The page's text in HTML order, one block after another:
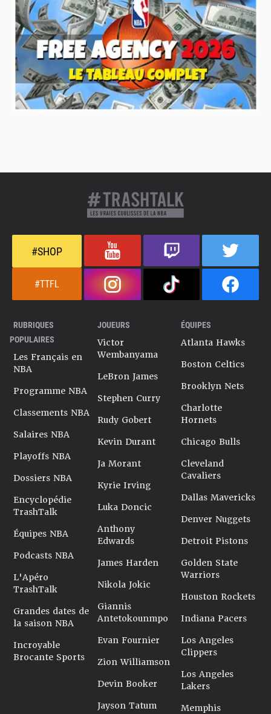
#SHOP
#TTFL
RUBRIQUES
POPULAIRES
Les Français en
NBA
Programme NBA
Classements NBA
Salaires NBA
Playoffs NBA
Dossiers NBA
Encyclopédie
TrashTalk
Équipes NBA
Podcasts NBA
L'Apéro
TrashTalk
Grandes dates de
la saison NBA
Incroyable
Brocante Sports
JOUEURS
Victor
Wembanyama
LeBron James
Stephen Curry
Rudy Gobert
Kevin Durant
Ja Morant
Kyrie Irving
Luka Doncic
Anthony
Edwards
James Harden
Nikola Jokic
Giannis
Antetokounmpo
Evan Fournier
Zion Williamson
Devin Booker
Jayson Tatum
ÉQUIPES
Atlanta Hawks
Boston Celtics
Brooklyn Nets
Charlotte
Hornets
Chicago Bulls
Cleveland
Cavaliers
Dallas Mavericks
Denver Nuggets
Detroit Pistons
Golden State
Warriors
Houston Rockets
Indiana Pacers
Los Angeles
Clippers
Los Angeles
Lakers
Memphis